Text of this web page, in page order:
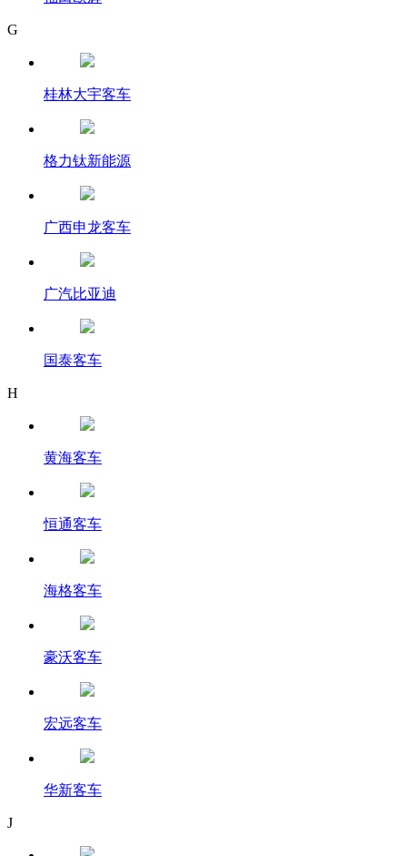
G
桂林大宇客车
格力钛新能源
广西申龙客车
广汽比亚迪
国泰客车
H
黄海客车
恒通客车
海格客车
豪沃客车
宏远客车
华新客车
J